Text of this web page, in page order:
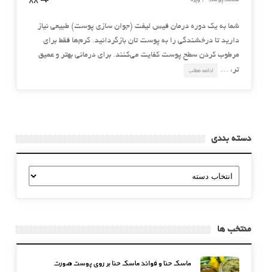
شما به یک دوره درمان فیس لیفت (جوان سازی پوست) طبیعی نیاز
دارید تا درخشندگی را به پوست تان بازگردانید. کرم‌ها فقط برای
مرطوب کردن سطح پوست کفایت می‌کنند. برای درمانی بهتر و عمیق
تر، …
ادامه مطلب
دسته بندی
دسته
بندی
منتخب ها
ماسک حنا و فوائد ماسک حنا بر روی پوست صورت